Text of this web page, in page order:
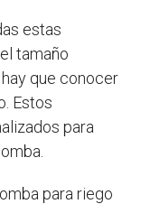
estas
tamaño
que conocer
Estos
para
para riego